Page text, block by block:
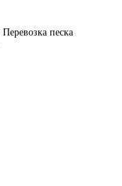
Перевозка песка